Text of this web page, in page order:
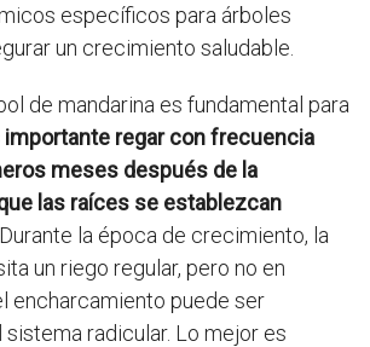
específicos para árboles
un crecimiento saludable.
de mandarina es fundamental para
importante regar con frecuencia
meses después de la
las raíces se establezcan
. Durante la época de crecimiento, la
un riego regular, pero no en
encharcamiento puede ser
radicular. Lo mejor es